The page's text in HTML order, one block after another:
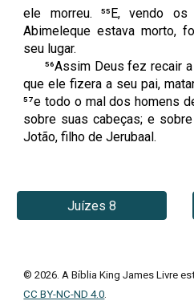
ele morreu. ⁵⁵E, vendo
Abimeleque estava morto,
seu lugar.
⁵⁶Assim Deus fez recair
que ele fizera a seu pai,
⁵⁷e todo o mal dos homens
sobre suas cabeças; e
Jotão, filho de Jerubaal.
Juízes 8
© 2026. A Bíblia King James Livre
CC BY-NC-ND 4.0.